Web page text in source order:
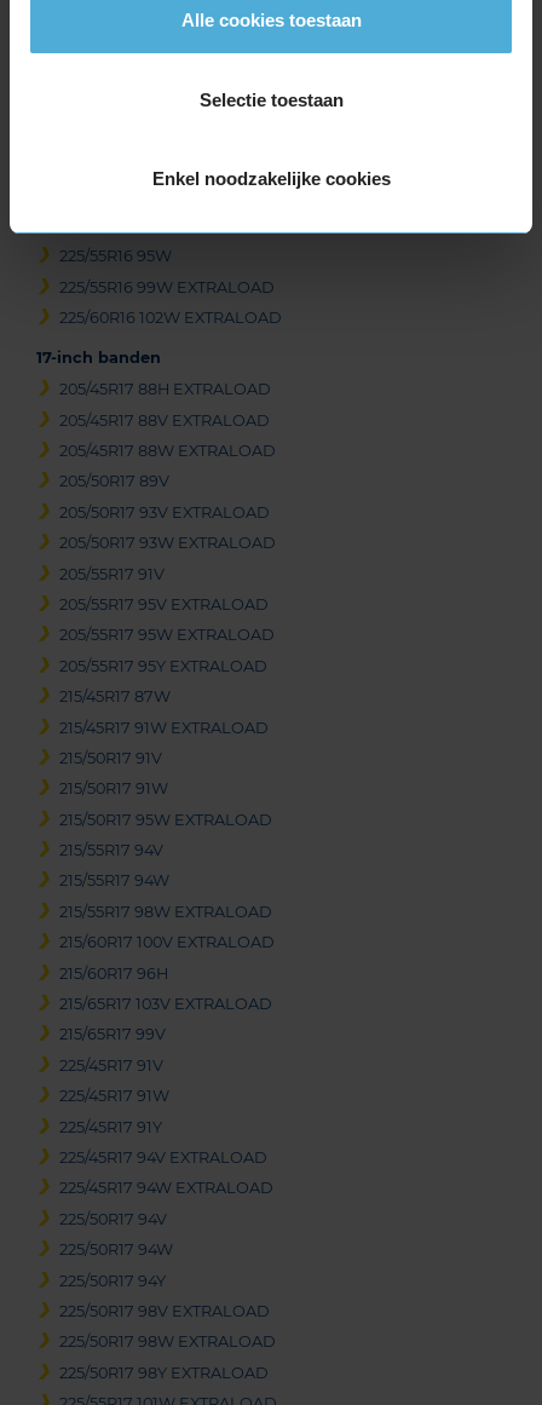
Alle cookies toestaan
Selectie toestaan
Enkel noodzakelijke cookies
215/55R16 97W EXTRALOAD
215/60R16 99H EXTRALOAD
225/55R16 95W
225/55R16 99W EXTRALOAD
225/60R16 102W EXTRALOAD
17-inch banden
205/45R17 88H EXTRALOAD
205/45R17 88V EXTRALOAD
205/45R17 88W EXTRALOAD
205/50R17 89V
205/50R17 93V EXTRALOAD
205/50R17 93W EXTRALOAD
205/55R17 91V
205/55R17 95V EXTRALOAD
205/55R17 95W EXTRALOAD
205/55R17 95Y EXTRALOAD
215/45R17 87W
215/45R17 91W EXTRALOAD
215/50R17 91V
215/50R17 91W
215/50R17 95W EXTRALOAD
215/55R17 94V
215/55R17 94W
215/55R17 98W EXTRALOAD
215/60R17 100V EXTRALOAD
215/60R17 96H
215/65R17 103V EXTRALOAD
215/65R17 99V
225/45R17 91V
225/45R17 91W
225/45R17 91Y
225/45R17 94V EXTRALOAD
225/45R17 94W EXTRALOAD
225/50R17 94V
225/50R17 94W
225/50R17 94Y
225/50R17 98V EXTRALOAD
225/50R17 98W EXTRALOAD
225/50R17 98Y EXTRALOAD